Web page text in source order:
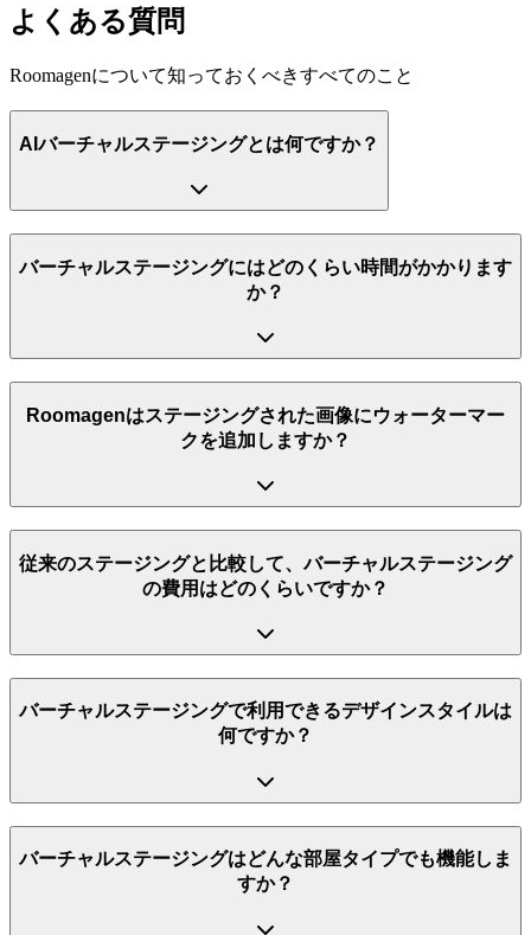
よくある質問
Roomagenについて知っておくべきすべてのこと
AIバーチャルステージングとは何ですか？
バーチャルステージングにはどのくらい時間がかかります
か？
Roomagenはステージングされた画像にウォーターマー
クを追加しますか？
従来のステージングと比較して、バーチャルステージング
の費用はどのくらいですか？
バーチャルステージングで利用できるデザインスタイルは
何ですか？
バーチャルステージングはどんな部屋タイプでも機能しま
すか？